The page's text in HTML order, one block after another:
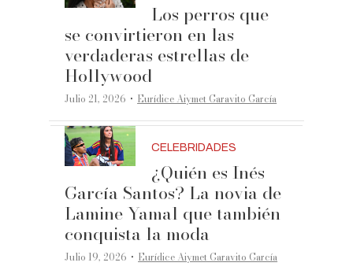
Los perros que
se convirtieron en las
verdaderas estrellas de
Hollywood
Julio 21, 2026 ·Eurídice Aiymet Garavito García
CELEBRIDADES
¿Quién es Inés
García Santos? La novia de
Lamine Yamal que también
conquista la moda
Julio 19, 2026 ·Eurídice Aiymet Garavito García